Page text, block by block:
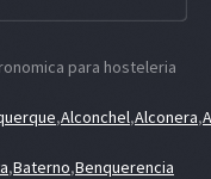
para hosteleria
,Alconchel,Alconera,
,Baterno,Benquerencia